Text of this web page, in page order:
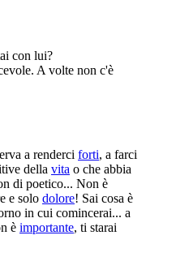
con lui?
A volte non c'è
a renderci forti, a farci
della vita o che abbia
di poetico... Non è
e solo dolore! Sai cosa è
in cui comincerai... a
è importante, ti starai